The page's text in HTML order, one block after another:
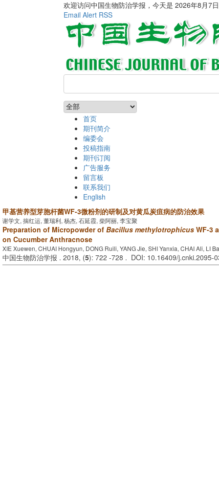
欢迎访问中国生物防治学报，今天是 2026年8月7
Email Alert RSS
首页
期刊简介
编委会
投稿指南
期刊订阅
广告服务
留言板
联系我们
English
甲基营养型芽胞杆菌WF-3微粉剂的研制及对黄瓜炭疽病的防治效果
谢学文, 揣红运, 董瑞利, 杨杰, 石延霞, 柴阿丽, 李宝聚
Preparation of Micropowder of Bacillus methylotrophicus WF-3
on Cucumber Anthracnose
XIE Xuewen, CHUAI Hongyun, DONG Ruili, YANG Jie, SHI Yanxia, CHAI Ali, LI
中国生物防治学报 . 2018, (5): 722 -728 . DOI: 10.16409/j.cnki.2095-